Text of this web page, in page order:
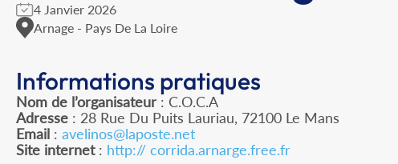
4 Janvier 2026
Arnage - Pays De La Loire
Informations pratiques
Nom de l’organisateur : C.O.C.A
Adresse : 28 Rue Du Puits Lauriau, 72100 Le Mans
Email : avelinos@laposte.net
Site internet: http:// corrida.arnarge.free.fr